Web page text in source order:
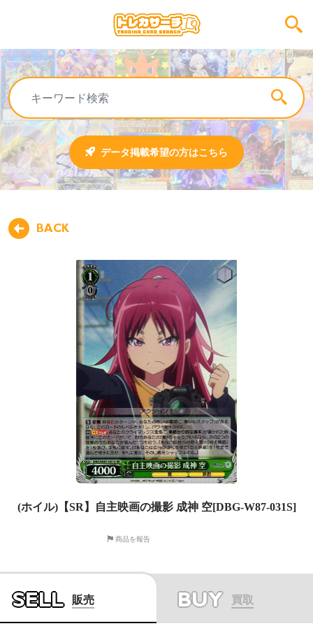
データ掲載希望の方はこちら
BACK
(ホイル)【SR】自主映画の撮影 成神 空[DBG-W87-031S]
商品を報告
SELL 販売 BUY 買取